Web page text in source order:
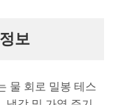
보
물 회로 밀봉 테스